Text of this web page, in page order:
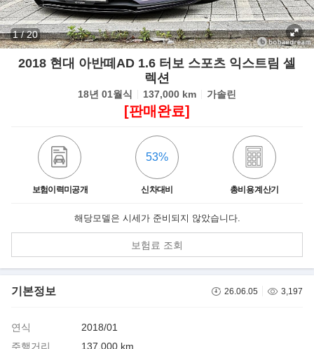
1/20
2018 현대 아반떼AD 1.6 터보 스포츠 익스트림 셀
렉션
18년 01월식 137,000 km 가솔린
[판매완료]
보험이력미공개 신차대비
53%
총비용 계산기
해당모델은 시세가 준비되지 않았습니다.
보험료 조회
기본정보 26.06.05 3,197
연식
2018/01
주행거리
137,000 km